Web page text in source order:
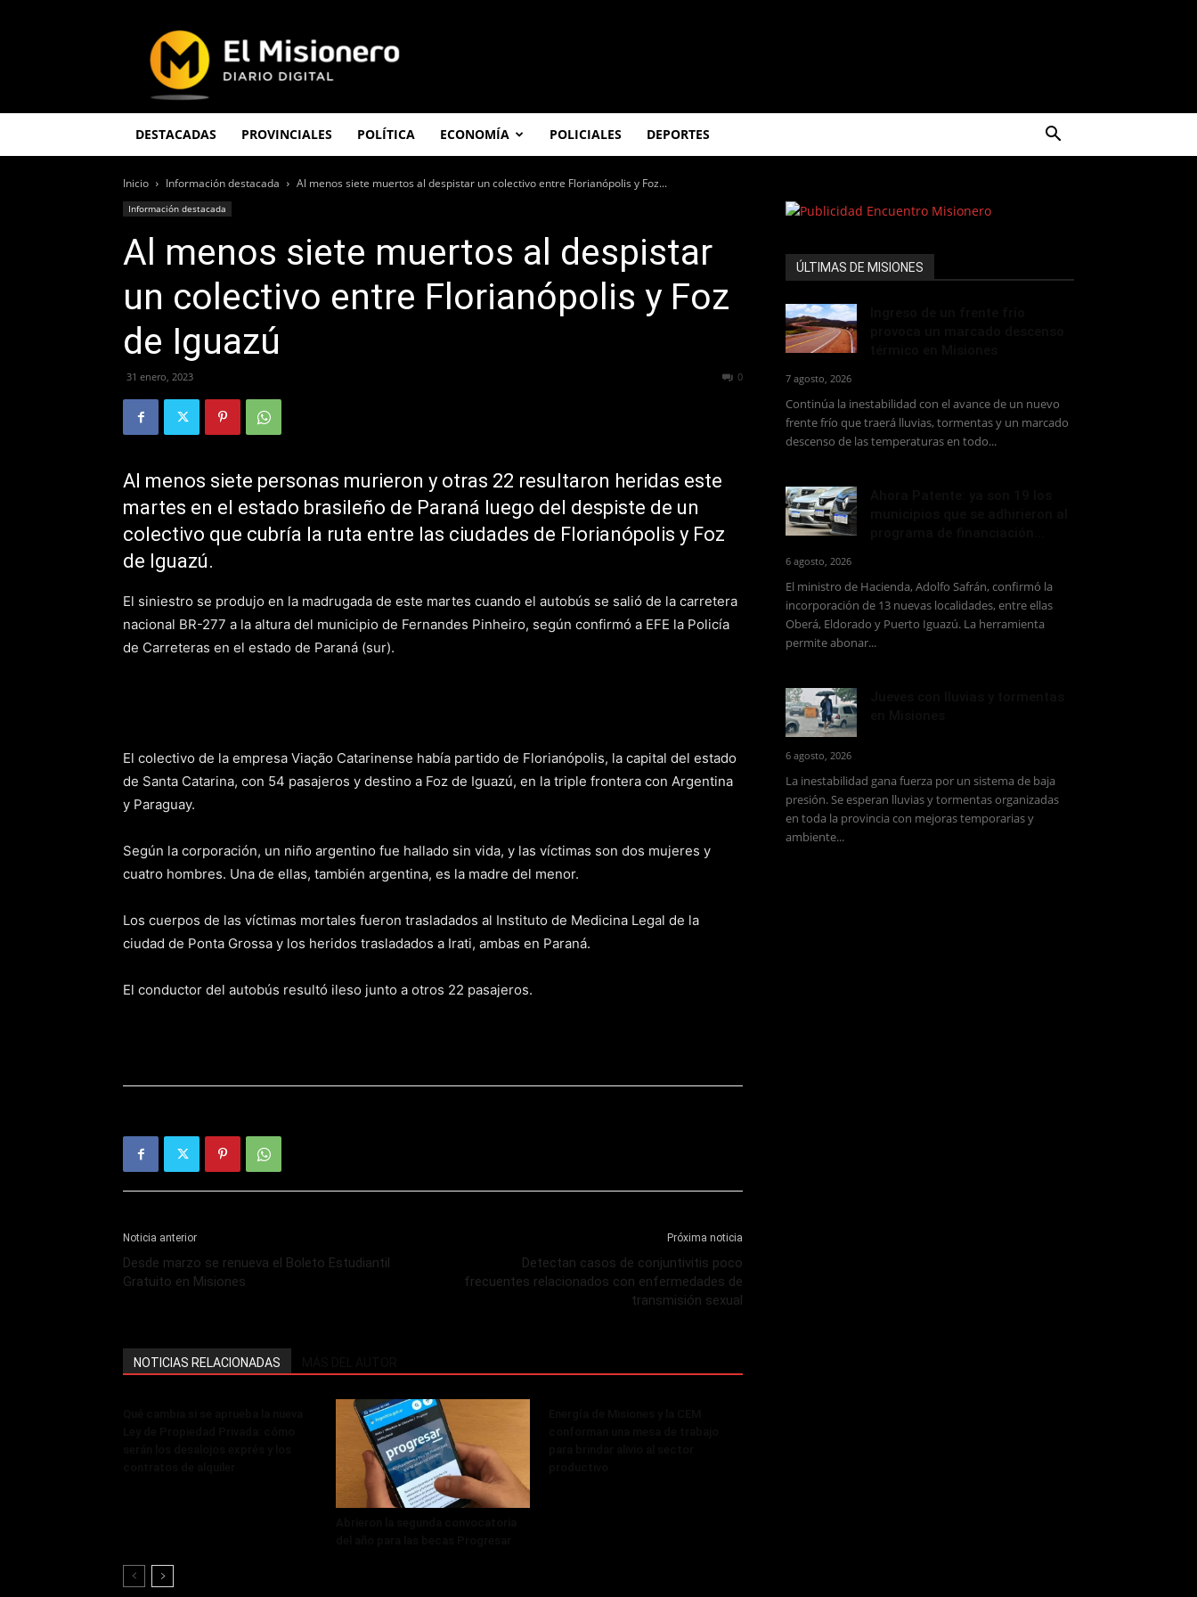
Misionero
DESTACADAS PROVINCIALES POLÍTICA ECONOMÍA POLICIALES DEPORTES
Inicio Información destacada Al menos siete muertos al despistar un colectivo entre Florianópolis y Foz...
Información destacada
Al menos siete muertos al despistar
un colectivo entre Florianópolis y Foz
de Iguazú
31 enero, 2023 0
Al menos siete personas murieron y otras 22 resultaron heridas este
martes en el estado brasileño de Paraná luego del despiste de un
colectivo que cubría la ruta entre las ciudades de Florianópolis y Foz
de Iguazú.
El siniestro se produjo en la madrugada de este martes cuando el autobús se salió de la carretera
nacional BR-277 a la altura del municipio de Fernandes Pinheiro, según confirmó a EFE la Policía
de Carreteras en el estado de Paraná (sur).
El colectivo de la empresa Viação Catarinense había partido de Florianópolis, la capital del estado
de Santa Catarina, con 54 pasajeros y destino a Foz de Iguazú, en la triple frontera con Argentina
y Paraguay.
Según la corporación, un niño argentino fue hallado sin vida, y las víctimas son dos mujeres y
cuatro hombres. Una de ellas, también argentina, es la madre del menor.
Los cuerpos de las víctimas mortales fueron trasladados al Instituto de Medicina Legal de la
ciudad de Ponta Grossa y los heridos trasladados a Irati, ambas en Paraná.
El conductor del autobús resultó ileso junto a otros 22 pasajeros.
Noticia anterior
Desde marzo se renueva el Boleto Estudiantil
Gratuito en Misiones
Próxima noticia
Detectan casos de conjuntivitis poco
frecuentes relacionados con enfermedades de
transmisión sexual
NOTICIAS RELACIONADAS
ÚLTIMAS DE MISIONES
7 agosto, 2026
Continúa la inestabilidad con el avance de un nuevo
frente frío que traerá lluvias, tormentas y un marcado
descenso de las temperaturas en todo...
6 agosto, 2026
El ministro de Hacienda, Adolfo Safrán, confirmó la
incorporación de 13 nuevas localidades, entre ellas
Oberá, Eldorado y Puerto Iguazú. La herramienta
permite abonar...
6 agosto, 2026
La inestabilidad gana fuerza por un sistema de baja
presión. Se esperan lluvias y tormentas organizadas
en toda la provincia con mejoras temporarias y
ambiente...